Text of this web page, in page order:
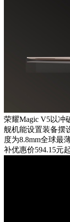
荣耀Magic V5以冲
舰机能设置装备摆
度为8.8mm全球最
补优惠价594.15元